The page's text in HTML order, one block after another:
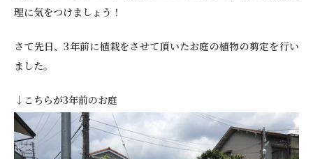
理に気をつけましょう！
さて先日、3年前に植栽をさせて頂いたお庭の植物の剪定を行い
ました。
↓こちらが3年前のお庭